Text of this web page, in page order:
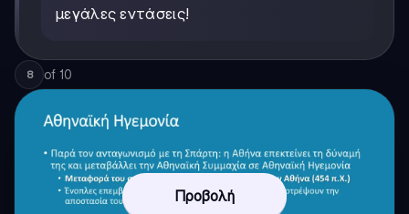
μεγάλες εντάσεις!
8 of 10
Προβολή